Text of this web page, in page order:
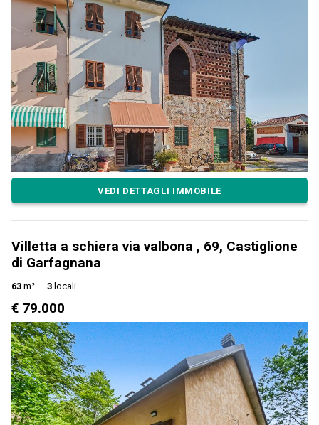
VEDI DETTAGLI IMMOBILE
Villetta a schiera via valbona , 69, Castiglione
di Garfagnana
63 m² 3 locali
€ 79.000